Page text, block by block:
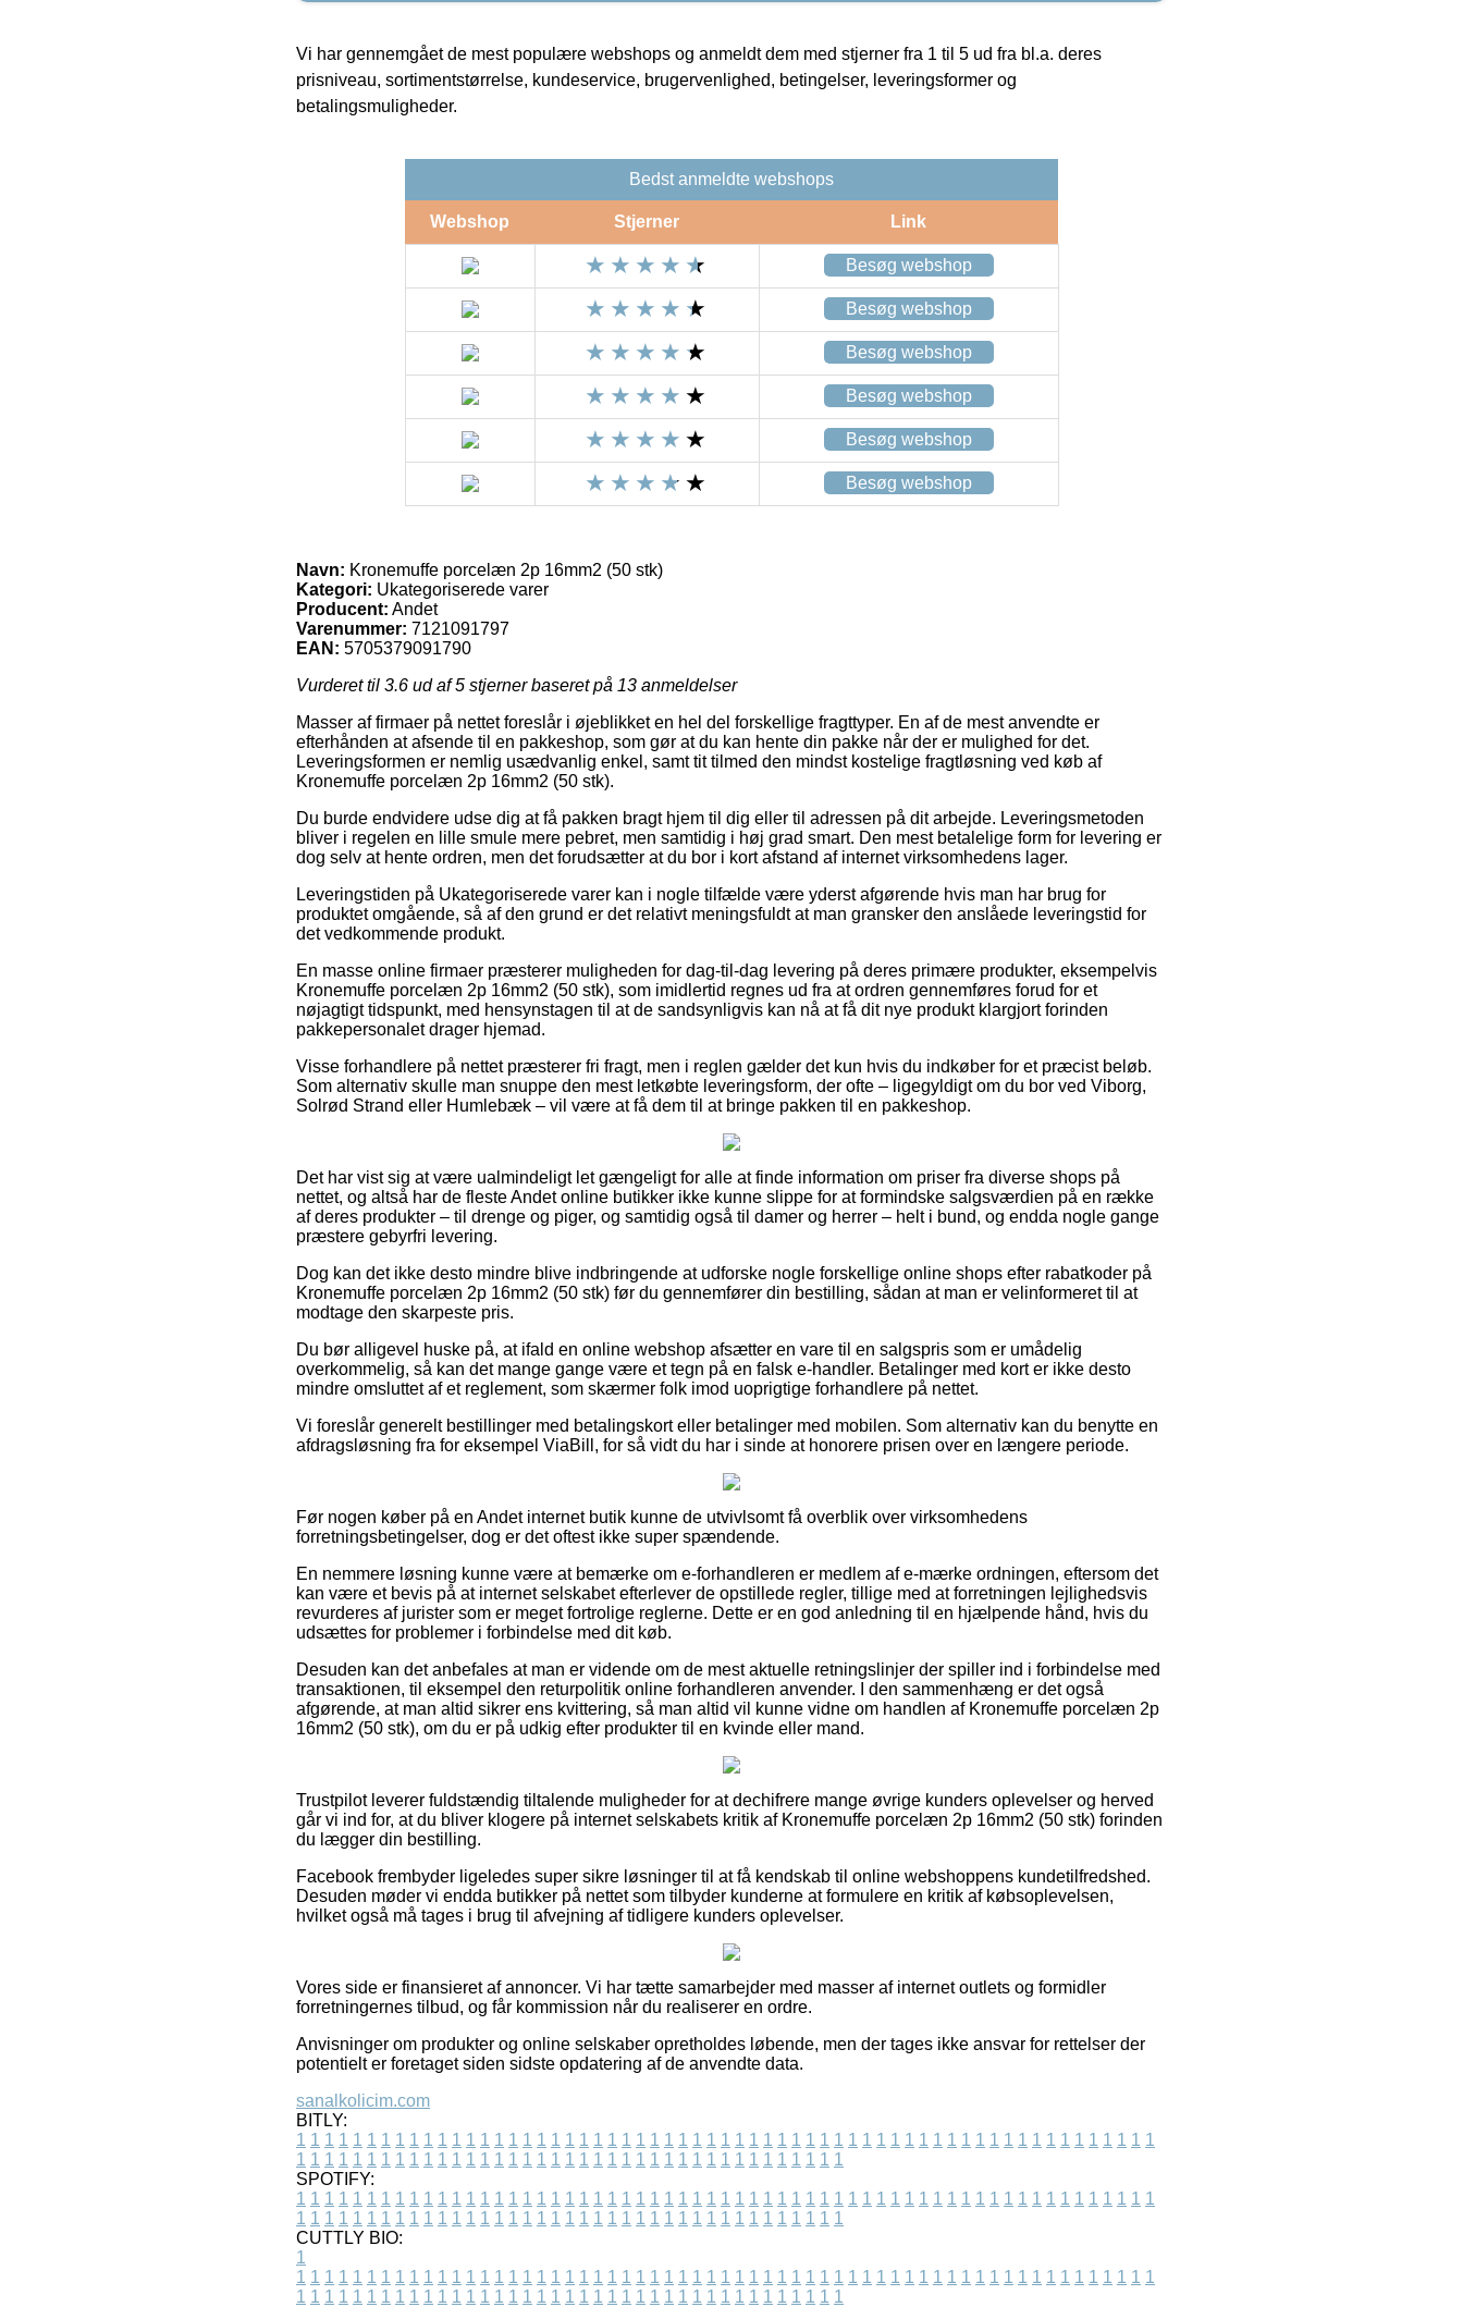
Vi har gennemgået de mest populære webshops og anmeldt dem med stjerner fra 1 til 5 ud fra bl.a. deres
prisniveau, sortimentstørrelse, kundeservice, brugervenlighed, betingelser, leveringsformer og
betalingsmuligheder.
Bedst anmeldte webshops
Webshop Stjerner Link
Besøg webshop
Besøg webshop
Besøg webshop
Besøg webshop
Besøg webshop
Besøg webshop
Navn: Kronemuffe porcelæn 2p 16mm2 (50 stk)
Kategori: Ukategoriserede varer
Producent: Andet
Varenummer: 7121091797
EAN: 5705379091790
Vurderet til 3.6 ud af 5 stjerner baseret på 13 anmeldelser
Masser af firmaer på nettet foreslår i øjeblikket en hel del forskellige fragttyper. En af de mest anvendte er
efterhånden at afsende til en pakkeshop, som gør at du kan hente din pakke når der er mulighed for det.
Leveringsformen er nemlig usædvanlig enkel, samt tit tilmed den mindst kostelige fragtløsning ved køb af
Kronemuffe porcelæn 2p 16mm2 (50 stk).
Du burde endvidere udse dig at få pakken bragt hjem til dig eller til adressen på dit arbejde. Leveringsmetoden
bliver i regelen en lille smule mere pebret, men samtidig i høj grad smart. Den mest betalelige form for levering er
dog selv at hente ordren, men det forudsætter at du bor i kort afstand af internet virksomhedens lager.
Leveringstiden på Ukategoriserede varer kan i nogle tilfælde være yderst afgørende hvis man har brug for
produktet omgående, så af den grund er det relativt meningsfuldt at man gransker den anslåede leveringstid for
det vedkommende produkt.
En masse online firmaer præsterer muligheden for dag-til-dag levering på deres primære produkter, eksempelvis
Kronemuffe porcelæn 2p 16mm2 (50 stk), som imidlertid regnes ud fra at ordren gennemføres forud for et
nøjagtigt tidspunkt, med hensynstagen til at de sandsynligvis kan nå at få dit nye produkt klargjort forinden
pakkepersonalet drager hjemad.
Visse forhandlere på nettet præsterer fri fragt, men i reglen gælder det kun hvis du indkøber for et præcist beløb.
Som alternativ skulle man snuppe den mest letkøbte leveringsform, der ofte – ligegyldigt om du bor ved Viborg,
Solrød Strand eller Humlebæk – vil være at få dem til at bringe pakken til en pakkeshop.
Det har vist sig at være ualmindeligt let gængeligt for alle at finde information om priser fra diverse shops på
nettet, og altså har de fleste Andet online butikker ikke kunne slippe for at formindske salgsværdien på en række
af deres produkter – til drenge og piger, og samtidig også til damer og herrer – helt i bund, og endda nogle gange
præstere gebyrfri levering.
Dog kan det ikke desto mindre blive indbringende at udforske nogle forskellige online shops efter rabatkoder på
Kronemuffe porcelæn 2p 16mm2 (50 stk) før du gennemfører din bestilling, sådan at man er velinformeret til at
modtage den skarpeste pris.
Du bør alligevel huske på, at ifald en online webshop afsætter en vare til en salgspris som er umådelig
overkommelig, så kan det mange gange være et tegn på en falsk e-handler. Betalinger med kort er ikke desto
mindre omsluttet af et reglement, som skærmer folk imod uoprigtige forhandlere på nettet.
Vi foreslår generelt bestillinger med betalingskort eller betalinger med mobilen. Som alternativ kan du benytte en
afdragsløsning fra for eksempel ViaBill, for så vidt du har i sinde at honorere prisen over en længere periode.
Før nogen køber på en Andet internet butik kunne de utvivlsomt få overblik over virksomhedens
forretningsbetingelser, dog er det oftest ikke super spændende.
En nemmere løsning kunne være at bemærke om e-forhandleren er medlem af e-mærke ordningen, eftersom det
kan være et bevis på at internet selskabet efterlever de opstillede regler, tillige med at forretningen lejlighedsvis
revurderes af jurister som er meget fortrolige reglerne. Dette er en god anledning til en hjælpende hånd, hvis du
udsættes for problemer i forbindelse med dit køb.
Desuden kan det anbefales at man er vidende om de mest aktuelle retningslinjer der spiller ind i forbindelse med
transaktionen, til eksempel den returpolitik online forhandleren anvender. I den sammenhæng er det også
afgørende, at man altid sikrer ens kvittering, så man altid vil kunne vidne om handlen af Kronemuffe porcelæn 2p
16mm2 (50 stk), om du er på udkig efter produkter til en kvinde eller mand.
Trustpilot leverer fuldstændig tiltalende muligheder for at dechifrere mange øvrige kunders oplevelser og herved
går vi ind for, at du bliver klogere på internet selskabets kritik af Kronemuffe porcelæn 2p 16mm2 (50 stk) forinden
du lægger din bestilling.
Facebook frembyder ligeledes super sikre løsninger til at få kendskab til online webshoppens kundetilfredshed.
Desuden møder vi endda butikker på nettet som tilbyder kunderne at formulere en kritik af købsoplevelsen,
hvilket også må tages i brug til afvejning af tidligere kunders oplevelser.
Vores side er finansieret af annoncer. Vi har tætte samarbejder med masser af internet outlets og formidler
forretningernes tilbud, og får kommission når du realiserer en ordre.
Anvisninger om produkter og online selskaber opretholdes løbende, men der tages ikke ansvar for rettelser der
potentielt er foretaget siden sidste opdatering af de anvendte data.
sanalkolicim.com
BITLY:
1 1 1 1 1 1 1 1 1 1 1 1 1 1 1 1 1 1 1 1 1 1 1 1 1 1 1 1 1 1 1 1 1 1 1 1 1 1 1 1 1 1 1 1 1 1 1 1 1 1 1 1 1 1 1 1 1 1 1 1 1
1 1 1 1 1 1 1 1 1 1 1 1 1 1 1 1 1 1 1 1 1 1 1 1 1 1 1 1 1 1 1 1 1 1 1 1 1 1 1
SPOTIFY:
1 1 1 1 1 1 1 1 1 1 1 1 1 1 1 1 1 1 1 1 1 1 1 1 1 1 1 1 1 1 1 1 1 1 1 1 1 1 1 1 1 1 1 1 1 1 1 1 1 1 1 1 1 1 1 1 1 1 1 1 1
1 1 1 1 1 1 1 1 1 1 1 1 1 1 1 1 1 1 1 1 1 1 1 1 1 1 1 1 1 1 1 1 1 1 1 1 1 1 1
CUTTLY BIO:
1
1 1 1 1 1 1 1 1 1 1 1 1 1 1 1 1 1 1 1 1 1 1 1 1 1 1 1 1 1 1 1 1 1 1 1 1 1 1 1 1 1 1 1 1 1 1 1 1 1 1 1 1 1 1 1 1 1 1 1 1 1
1 1 1 1 1 1 1 1 1 1 1 1 1 1 1 1 1 1 1 1 1 1 1 1 1 1 1 1 1 1 1 1 1 1 1 1 1 1 1